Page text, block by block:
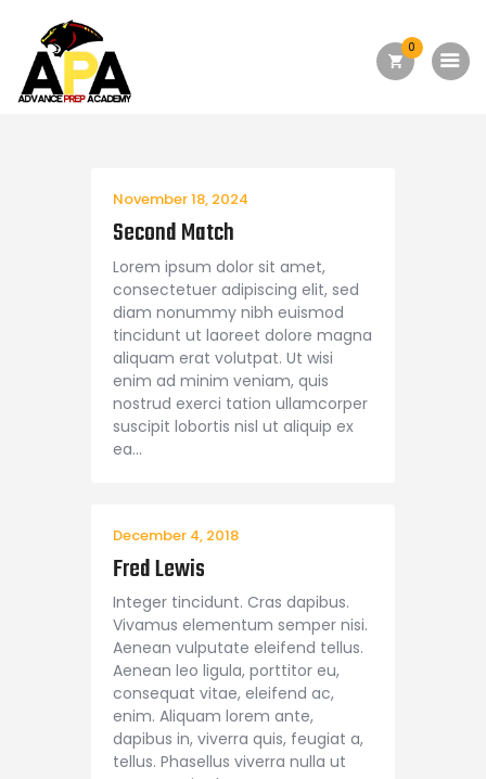
0
Academics
Forms
Facilities
Athletics
Programs
Alumni
November 18, 2024
Second Match
Lorem ipsum dolor sit amet,
consectetuer adipiscing elit, sed
diam nonummy nibh euismod
tincidunt ut laoreet dolore magna
aliquam erat volutpat. Ut wisi
enim ad minim veniam, quis
nostrud exerci tation ullamcorper
suscipit lobortis nisl ut aliquip ex
ea…
December 4, 2018
Fred Lewis
Integer tincidunt. Cras dapibus.
Vivamus elementum semper nisi.
Aenean vulputate eleifend tellus.
Aenean leo ligula, porttitor eu,
consequat vitae, eleifend ac,
enim. Aliquam lorem ante,
dapibus in, viverra quis, feugiat a,
tellus. Phasellus viverra nulla ut